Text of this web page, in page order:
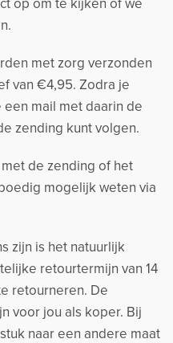
op om te kijken of we
met zorg verzonden
van €4,95. Zodra je
mail met daarin de
zending kunt volgen.
de zending of het
mogelijk weten via
zijn is het natuurlijk
retourtermijn van 14
retourneren. De
voor jou als koper. Bij
naar een andere maat